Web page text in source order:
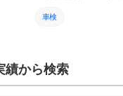
感
し
居
媛 松山 伊予 西条 新居浜
車検
松山市
績から検索